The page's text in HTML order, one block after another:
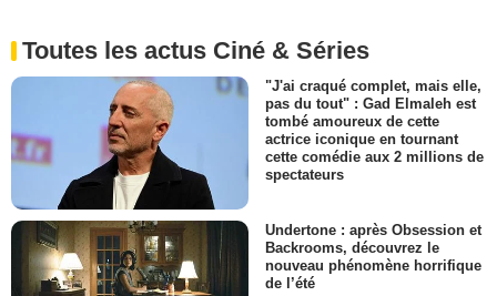
Toutes les actus Ciné & Séries
"J'ai craqué complet, mais elle,
pas du tout" : Gad Elmaleh est
tombé amoureux de cette
actrice iconique en tournant
cette comédie aux 2 millions de
spectateurs
Undertone : après Obsession et
Backrooms, découvrez le
nouveau phénomène horrifique
de l’été